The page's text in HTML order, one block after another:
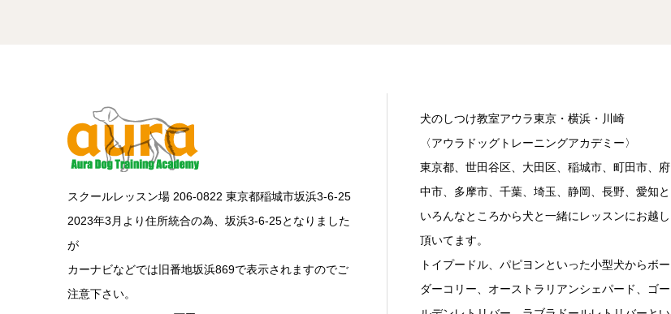
スクールレッスン場 206-0822 東京都稲城市坂浜3-6-25
2023年3月より住所統合の為、坂浜3-6-25となりました
が
カーナビなどでは旧番地坂浜869で表示されますのでご
注意下さい。
犬のしつけ教室アウラ東京・横浜・川崎
〈アウラドッグトレーニングアカデミー〉
東京都、世田谷区、大田区、稲城市、町田市、府
中市、多摩市、千葉、埼玉、静岡、長野、愛知と
いろんなところから犬と一緒にレッスンにお越し
頂いてます。
トイプードル、パピヨンといった小型犬からボー
ダーコリー、オーストラリアンシェパード、ゴー